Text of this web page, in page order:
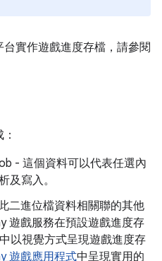
實作遊戲進度存檔，請參閱
- 這個資料可以代表任選內
及寫入。
二進位檔資料相關聯的其他
遊戲服務在預設遊戲進度存
以視覺方式呈現遊戲進度存
遊戲應用程式中呈現實用的